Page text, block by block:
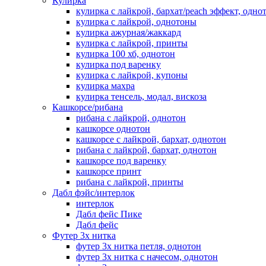
кулирка с лайкрой, бархат/peach эффект,
кулирка с лайкрой, однотоны
кулирка ажурная/жаккард
кулирка с лайкрой, принты
кулирка 100 хб, однотон
кулирка под варенку
кулирка с лайкрой, купоны
кулирка махра
кулирка тенсель, модал, вискоза
Кашкорсе/рибана
рибана с лайкрой, однотон
кашкорсе однотон
кашкорсе с лайкрой, бархат, однотон
рибана с лайкрой, бархат, однотон
кашкорсе под варенку
кашкорсе принт
рибана с лайкрой, принты
Дабл фэйс/интерлок
интерлок
Дабл фейс Пике
Дабл фейс
Футер 3х нитка
футер 3х нитка петля, однотон
футер 3х нитка с начесом, однотон